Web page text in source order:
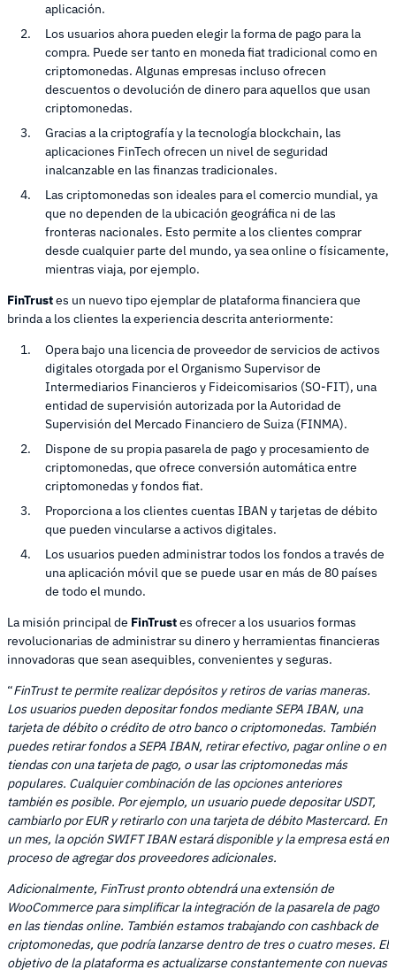
aplicación.
Los usuarios ahora pueden elegir la forma de pago para la
compra. Puede ser tanto en moneda fiat tradicional como en
criptomonedas. Algunas empresas incluso ofrecen
descuentos o devolución de dinero para aquellos que usan
criptomonedas.
Gracias a la criptografía y la tecnología blockchain, las
aplicaciones FinTech ofrecen un nivel de seguridad
inalcanzable en las finanzas tradicionales.
Las criptomonedas son ideales para el comercio mundial, ya
que no dependen de la ubicación geográfica ni de las
fronteras nacionales. Esto permite a los clientes comprar
desde cualquier parte del mundo, ya sea online o físicamente,
mientras viaja, por ejemplo.
FinTrustes un nuevo tipo ejemplar de plataforma financiera que
brinda a los clientes la experiencia descrita anteriormente:
Opera bajo una licencia de proveedor de servicios de activos
digitales otorgada por el Organismo Supervisor de
Intermediarios Financieros y Fideicomisarios (SO-FIT), una
entidad de supervisión autorizada por la Autoridad de
Supervisión del Mercado Financiero de Suiza (FINMA).
Dispone de su propia pasarela de pago y procesamiento de
criptomonedas, que ofrece conversión automática entre
criptomonedas y fondos fiat.
Proporciona a los clientes cuentas IBAN y tarjetas de débito
que pueden vincularse a activos digitales.
Los usuarios pueden administrar todos los fondos a través de
una aplicación móvil que se puede usar en más de 80 países
de todo el mundo.
La misión principal de FinTrustes ofrecer a los usuarios formas
revolucionarias de administrar su dinero y herramientas financieras
innovadoras que sean asequibles, convenientes y seguras.
“FinTrust te permite realizar depósitos y retiros de varias maneras.
Los usuarios pueden depositar fondos mediante SEPA IBAN, una
tarjeta de débito o crédito de otro banco o criptomonedas. También
puedes retirar fondos a SEPA IBAN, retirar efectivo, pagar online o en
tiendas con una tarjeta de pago, o usar las criptomonedas más
populares. Cualquier combinación de las opciones anteriores
también es posible. Por ejemplo, un usuario puede depositar USDT,
cambiarlo por EUR y retirarlo con una tarjeta de débito Mastercard. En
un mes, la opción SWIFT IBAN estará disponible y la empresa está en
proceso de agregar dos proveedores adicionales.
Adicionalmente, FinTrust pronto obtendrá una extensión de
WooCommerce para simplificar la integración de la pasarela de pago
en las tiendas online. También estamos trabajando con cashback de
criptomonedas, que podría lanzarse dentro de tres o cuatro meses. El
objetivo de la plataforma es actualizarse constantemente con nuevas